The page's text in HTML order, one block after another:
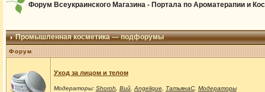
Форум Всеукраинского Магазина - Портала по Ароматерапии и
Промышленная косметика — подфорумы
Форум
Уход за лицом и телом
Модераторы: Shoroh Вий, Angelique, ТатьянаС, Модераторы